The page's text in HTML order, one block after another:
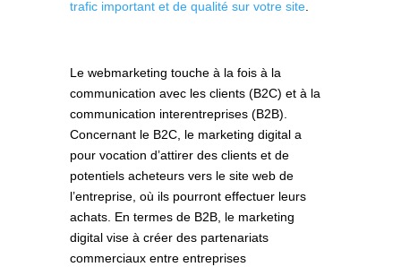
trafic important et de qualité sur votre site
Le webmarketing touche à la fois à la
communication avec les clients (B2C) et à la
communication interentreprises (B2B).
Concernant le B2C, le marketing digital a
pour vocation d’attirer des clients et de
potentiels acheteurs vers le site web de
l’entreprise, où ils pourront effectuer leurs
achats. En termes de B2B, le marketing
digital vise à créer des partenariats
commerciaux entre entreprises